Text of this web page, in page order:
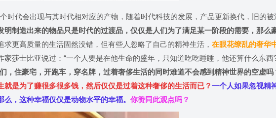
时代会出现与其时代相对应的产物，随着时代科技的发展，产品更新换代，旧的被
明制造出来的物品只是时代的过渡品，仅仅是人们为了满足某一阶段的需要，那么
求更高质量的生活固然没错，但有些人忽略了自己的精神生活，在眼花缭乱的奢华
家莎士比亚说过：“一个人要是在他生命的盛年，只知道吃吃睡睡，他还算什么东西
，住豪宅，开跑车，穿名牌，过着奢侈生活的同时难道不会感到精神世界的空虚吗
就是为了赚很多很多钱，然后仅仅是过着这种奢侈的生活而已？一个人如果忽视精
么，这种幸福仅仅是动物水平的幸福。你赞同此观点吗？